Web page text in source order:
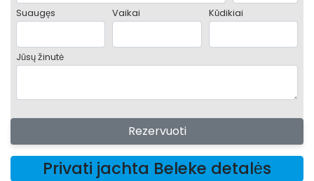
Suaugęs Vaikai Kūdikiai
Jūsų žinutė
Rezervuoti
Privati jachta Beleke detalės